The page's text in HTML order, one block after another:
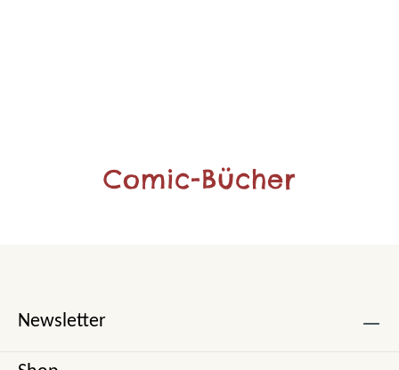
Comic-Bücher
Newsletter